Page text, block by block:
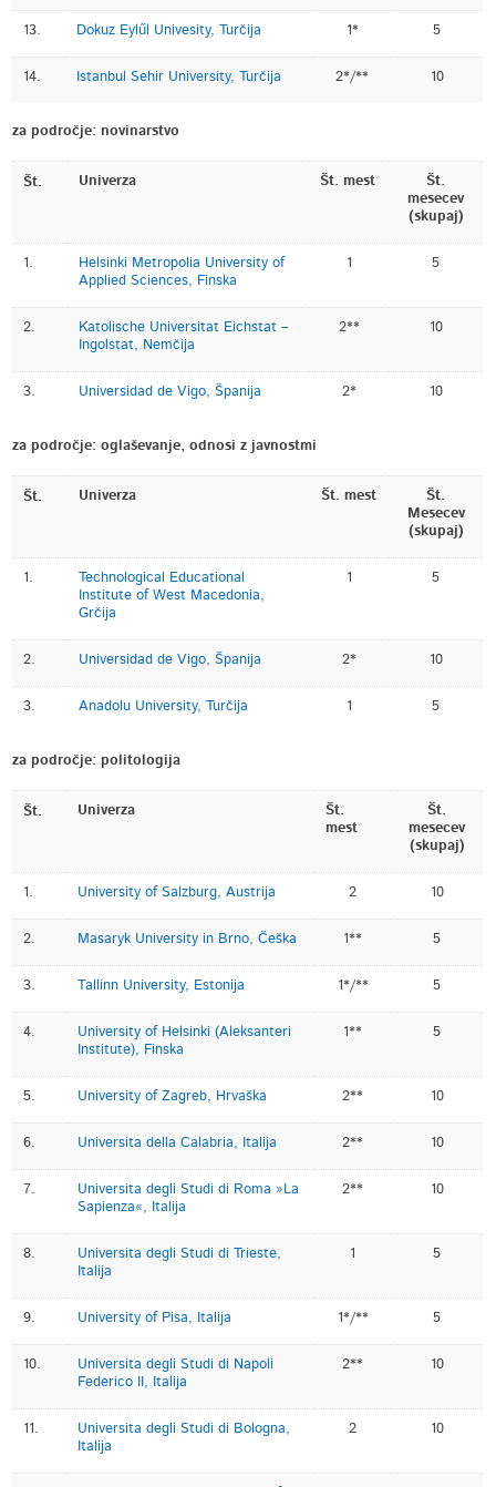
13. Dokuz Eylűl Univesity, Turčija 1* 5
14. Istanbul Sehir University, Turčija 2*/** 10
za področje: novinarstvo
Št. Univerza Št. mest
Št.
mesecev
(skupaj)
1.
Helsinki Metropolia University of
Applied Sciences, Finska
1 5
2.
Katolische Universitat Eichstat –
Ingolstat, Nemčija
2** 10
3. Universidad de Vigo, Španija 2* 10
za področje: oglaševanje, odnosi z javnostmi
Št. Univerza Št. mest
Št.
Mesecev
(skupaj)
1.
Technological Educational
Institute of West Macedonia,
Grčija
1 5
2. Universidad de Vigo, Španija 2* 10
3. Anadolu University, Turčija 1 5
za področje: politologija
Št. Univerza
Št.
mest
Št.
mesecev
(skupaj)
1. University of Salzburg, Austrija 2 10
2. Masaryk University in Brno, Češka 1** 5
3. Tallinn University, Estonija 1*/** 5
4.
University of Helsinki (Aleksanteri
Institute), Finska
1** 5
5. University of Zagreb, Hrvaška 2** 10
6. Universita della Calabria, Italija 2** 10
7.
Universita degli Studi di Roma »La
Sapienza«, Italija
2** 10
8.
Universita degli Studi di Trieste,
Italija
1 5
9. University of Pisa, Italija 1*/** 5
10.
Universita degli Studi di Napoli
Federico II, Italija
2** 10
11.
Universita degli Studi di Bologna,
Italija
2 10